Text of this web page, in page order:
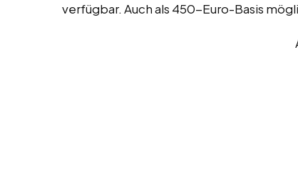
verfügbar. Auch als 450-Euro-Basis